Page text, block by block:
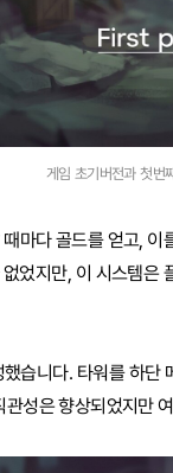
게임 초기버전과 첫
마다 골드를 얻고,
었지만, 이 시스템
습니다. 타워를 하
성은 향상되었지만